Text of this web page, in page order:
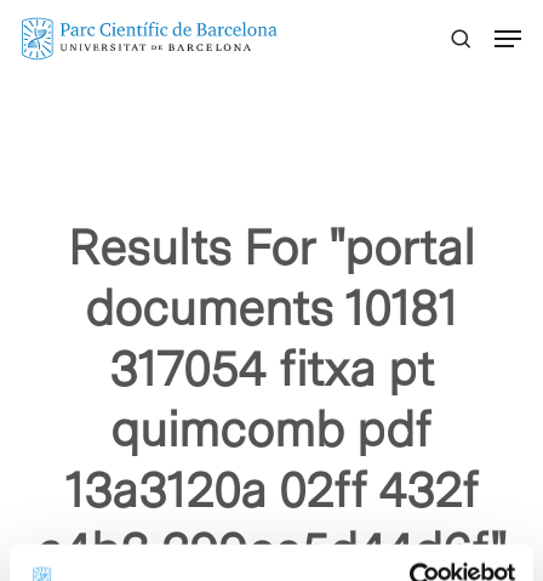
Skip
Results For "portal
documents 10181
317054 fitxa pt
quimcomb pdf
13a3120a 02ff 432f
a4b3 299ce5d44d6f"